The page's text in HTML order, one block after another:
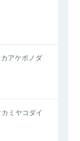
アケボノダ
ミヤコダイ